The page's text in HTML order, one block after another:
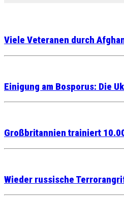
Viele Veteranen durch
Einigung am Bosporus: Die
Großbritannien trainiert
Wieder russische